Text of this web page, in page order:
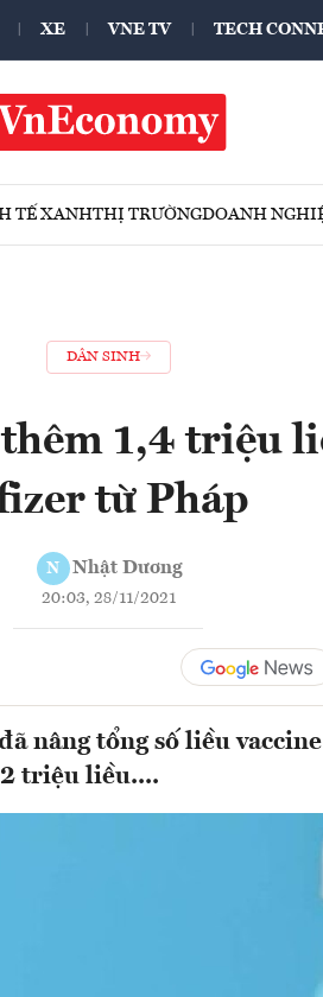
XE VNE TV TECH
TẾ XANHTHỊ TRƯỜNGDOANH
DÂN SINH
1,4 triệu
từ Pháp
N Nhật Dương
20:03, 28/11/2021
nâng tổng số liều
triệu liều....